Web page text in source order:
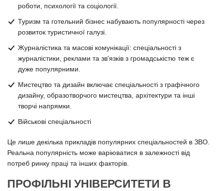
роботи, психології та соціології.
Туризм та готельний бізнес набувають популярності через
розвиток туристичної галузі.
Журналістика та масові комунікації: спеціальності з
журналістики, реклами та зв'язків з громадськістю теж є
дуже популярними.
Мистецтво та дизайн включає спеціальності з графічного
дизайну, образотворчого мистецтва, архітектури та інші
творчі напрямки.
Військові спеціальності
Це лише декілька прикладів популярних спеціальностей в ЗВО.
Реальна популярність може варіюватися в залежності від
потреб ринку праці та інших факторів.
ПРОФІЛЬНІ УНІВЕРСИТЕТИ В